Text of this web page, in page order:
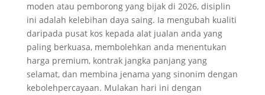
moden atau pemborong yang bijak di 2026, disiplin
ini adalah kelebihan daya saing. Ia mengubah kualiti
daripada pusat kos kepada alat jualan anda yang
paling berkuasa, membolehkan anda menentukan
harga premium, kontrak jangka panjang yang
selamat, dan membina jenama yang sinonim dengan
kebolehpercayaan. Mulakan hari ini dengan